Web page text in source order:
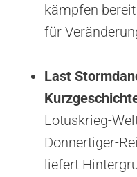
kämpfen
für
Last
Lotuskrieg-
Donnertiger-
liefert